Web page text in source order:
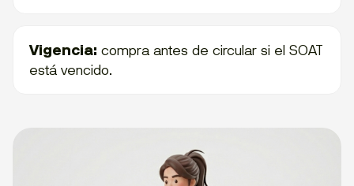
Vigencia: compra antes de circular si el SOAT
está vencido.